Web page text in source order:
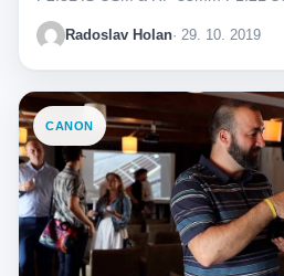
Radoslav Holan· 29. 10. 2019
CANON